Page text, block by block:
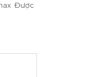
Được